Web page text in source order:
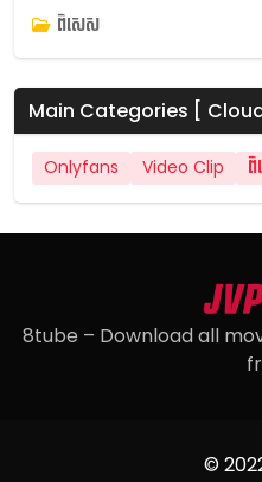
ពិសេស
Main Categories [
Onlyfans Video Clip
8tube – Download all
©